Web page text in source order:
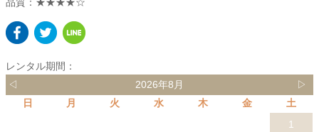
品質：★★★★☆
レンタル期間：
◁
2026年8月
▷
日
月 火 水 木 金
土
1